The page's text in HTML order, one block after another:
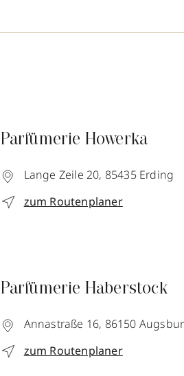
Parfümerie Howerka
Lange Zeile 20, 85435 Erding
zum Routenplaner
Parfümerie Haberstock
Annastraße 16, 86150
zum Routenplaner